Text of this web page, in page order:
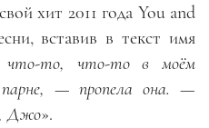
хит 2011 года You and
вставив в текст имя
что-то, что-то в моём
парне, — пропела она. —
Джо».